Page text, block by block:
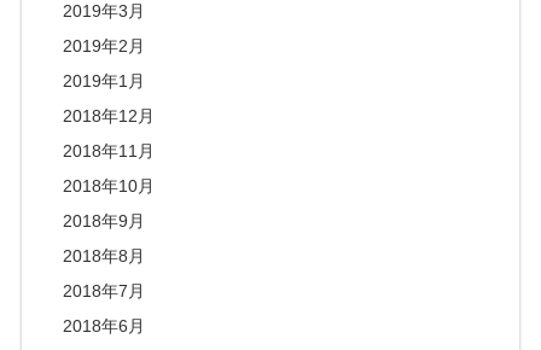
2019年3月
2019年2月
2019年1月
2018年12月
2018年11月
2018年10月
2018年9月
2018年8月
2018年7月
2018年6月